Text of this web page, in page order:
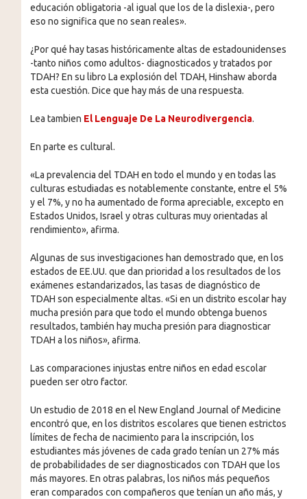
educación obligatoria -al igual que los de la dislexia-, pero
eso no significa que no sean reales».
¿Por qué hay tasas históricamente altas de estadounidenses
-tanto niños como adultos- diagnosticados y tratados por
TDAH? En su libro La explosión del TDAH, Hinshaw aborda
esta cuestión. Dice que hay más de una respuesta.
Lea tambien El Lenguaje De La Neurodivergencia.
En parte es cultural.
«La prevalencia del TDAH en todo el mundo y en todas las
culturas estudiadas es notablemente constante, entre el 5%
y el 7%, y no ha aumentado de forma apreciable, excepto en
Estados Unidos, Israel y otras culturas muy orientadas al
rendimiento», afirma.
Algunas de sus investigaciones han demostrado que, en los
estados de EE.UU. que dan prioridad a los resultados de los
exámenes estandarizados, las tasas de diagnóstico de
TDAH son especialmente altas. «Si en un distrito escolar hay
mucha presión para que todo el mundo obtenga buenos
resultados, también hay mucha presión para diagnosticar
TDAH a los niños», afirma.
Las comparaciones injustas entre niños en edad escolar
pueden ser otro factor.
Un estudio de 2018 en el New England Journal of Medicine
encontró que, en los distritos escolares que tienen estrictos
límites de fecha de nacimiento para la inscripción, los
estudiantes más jóvenes de cada grado tenían un 27% más
de probabilidades de ser diagnosticados con TDAH que los
más mayores. En otras palabras, los niños más pequeños
eran comparados con compañeros que tenían un año más, y